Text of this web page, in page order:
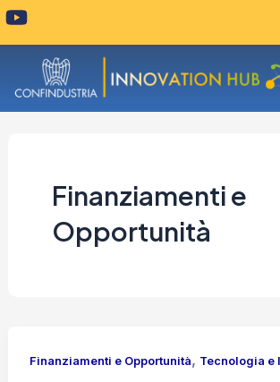
Y
o
t
u
Finanziamenti e
Opportunità
Finanziamenti e Opportunità, Tecnologia e